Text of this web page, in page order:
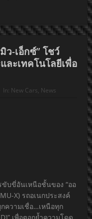
-เอ็กซ์” โชว์
ะเทคโนโลยีเพื่อ
In: New Cars, News
บขี่อันเหนือชั้นของ “ออ
X) รถอเนกประสงค์
ความเชื่อ…เหนือทุก
เพื่อตอกย้ำความโดด